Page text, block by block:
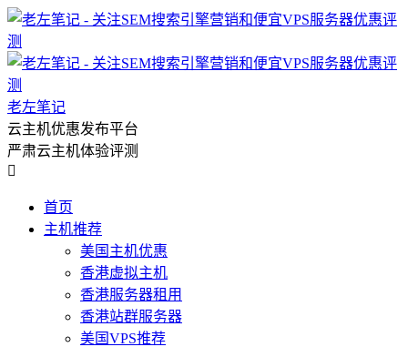
老左笔记
云主机优惠发布平台
严肃云主机体验评测

首页
主机推荐
美国主机优惠
香港虚拟主机
香港服务器租用
香港站群服务器
美国VPS推荐